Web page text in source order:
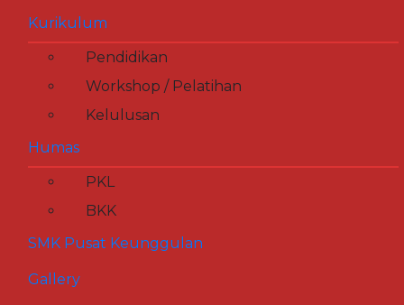
Kurikulum
Pendidikan
Workshop / Pelatihan
Kelulusan
Humas
PKL
BKK
SMK Pusat Keunggulan
Gallery